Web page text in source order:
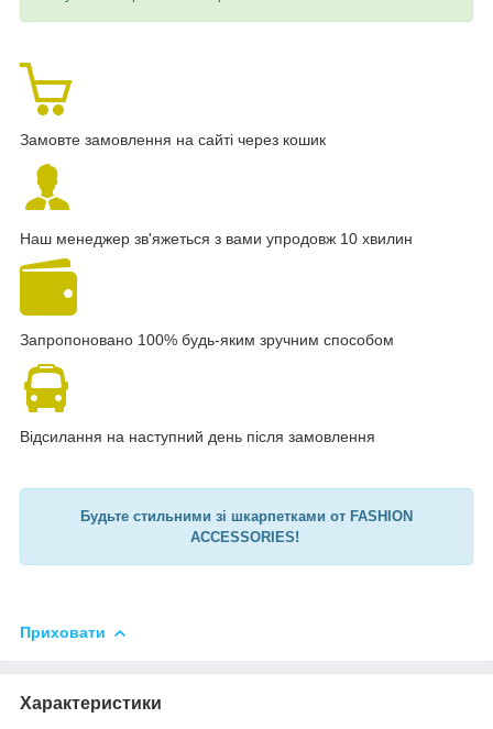
Замовте замовлення на сайті через кошик
Наш менеджер зв'яжеться з вами упродовж 10 хвилин
Запропоновано 100% будь-яким зручним способом
Відсилання на наступний день після замовлення
Будьте стильними зі шкарпетками от FASHION
ACCESSORIES!
Приховати
Характеристики